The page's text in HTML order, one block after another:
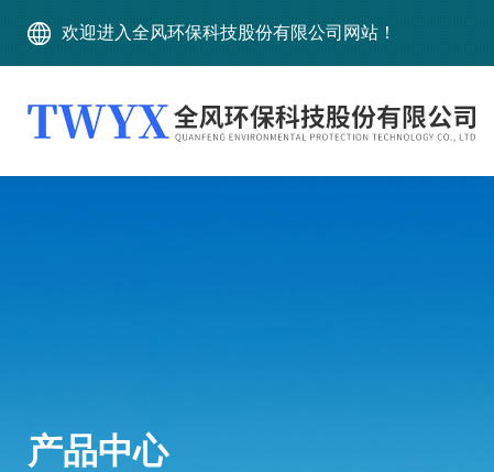
欢迎进入全风环保科技股份有限公司网站！
产品中心